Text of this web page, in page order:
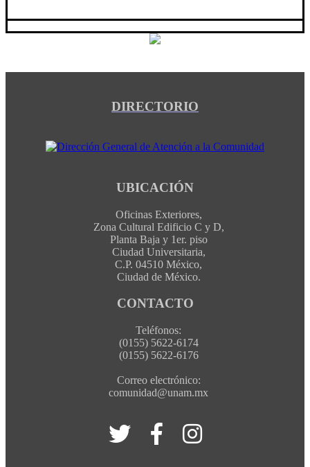
DIRECTORIO
UBICACIÓN
Oficinas Exteriores,
Zona Cultural Edificio C y D,
Planta Baja y 1er. piso
Ciudad Universitaria,
C.P. 04510 México,
Ciudad de México.
CONTACTO
Teléfonos:
(0155) 5622-6174
(0155) 5622-6176
Correo electrónico:
comunidad@unam.mx